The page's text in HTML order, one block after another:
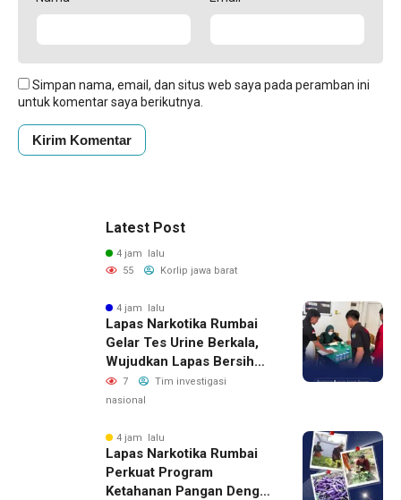
Simpan nama, email, dan situs web saya pada peramban ini
untuk komentar saya berikutnya.
Latest Post
4 jam lalu
55
Korlip jawa barat
4 jam lalu
Lapas Narkotika Rumbai
Gelar Tes Urine Berkala,
Wujudkan Lapas Bersih
Dari Narkoba
7
Tim investigasi
nasional
4 jam lalu
Lapas Narkotika Rumbai
Perkuat Program
Ketahanan Pangan Dengan